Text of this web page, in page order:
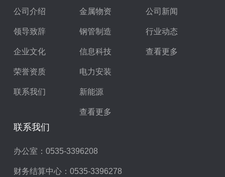
公司介绍
领导致辞
企业文化
荣誉资质
联系我们
金属物资
钢管制造
信息科技
电力安装
新能源
查看更多
公司新闻
行业动态
查看更多
联系我们
办公室： 0535-3396208
财务结算中心： 0535-3396278